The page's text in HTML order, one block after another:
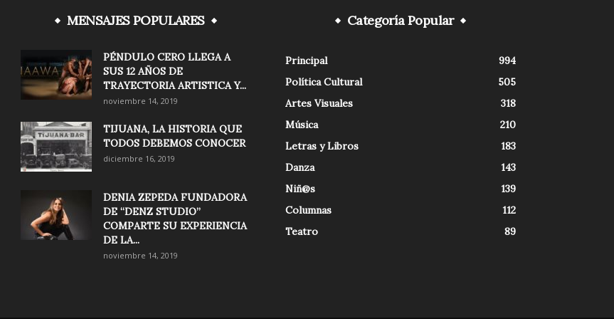
MENSAJES POPULARES
PÉNDULO CERO LLEGA A
SUS 12 AÑOS DE
TRAYECTORIA ARTISTICA Y...
noviembre 14, 2019
TIJUANA, LA HISTORIA QUE
TODOS DEBEMOS CONOCER
diciembre 16, 2019
DENIA ZEPEDA FUNDADORA
DE “DENZ STUDIO”
COMPARTE SU EXPERIENCIA
DE LA...
noviembre 14, 2019
Categoría Popular
Principal
994
Política Cultural
505
Artes Visuales
318
Música
210
Letras y Libros
183
Danza
143
Niñ@s
139
Columnas
112
Teatro
89